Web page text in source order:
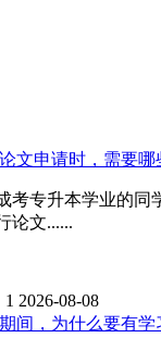
文申请时，需要哪
考专升本学业的
论文......
2026-08-08
间，为什么要有学